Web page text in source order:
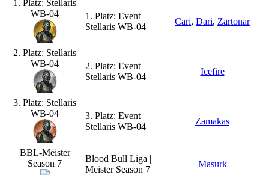
1. Platz: Stellaris
WB-04
1. Platz: Event |
Stellaris WB-04
Cari, Dari, Zartonar
2. Platz: Stellaris
WB-04
2. Platz: Event |
Stellaris WB-04
Icefire
3. Platz: Stellaris
WB-04
3. Platz: Event |
Stellaris WB-04
Zamakas
BBL-Meister
Season 7
Blood Bull Liga |
Meister Season 7
Masurk